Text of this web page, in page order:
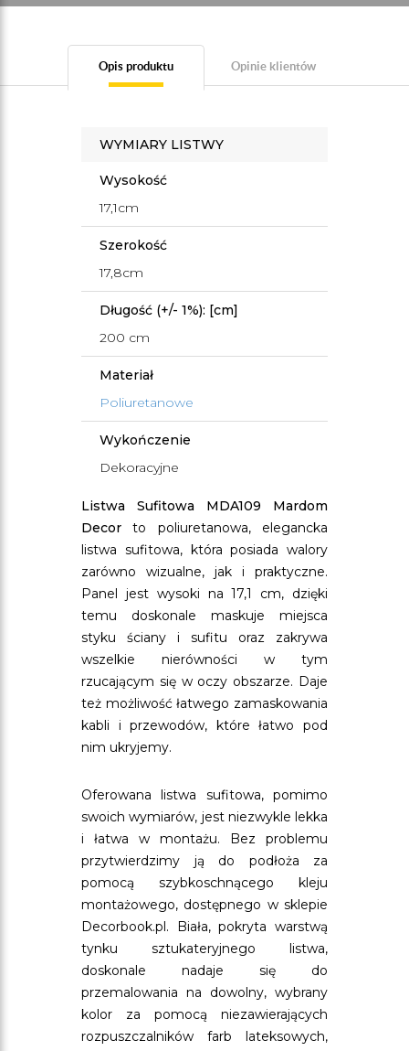
Opis produktu Opinie klientów
WYMIARY LISTWY
Wysokość
17,1cm
Szerokość
17,8cm
Długość (+/- 1%): [cm]
200 cm
Materiał
Poliuretanowe
Wykończenie
Dekoracyjne
Listwa Sufitowa MDA109 Mardom
Decor to poliuretanowa, elegancka
listwa sufitowa, która posiada walory
zarówno wizualne, jak i praktyczne.
Panel jest wysoki na 17,1 cm, dzięki
temu doskonale maskuje miejsca
styku ściany i sufitu oraz zakrywa
wszelkie nierówności w tym
rzucającym się w oczy obszarze. Daje
też możliwość łatwego zamaskowania
kabli i przewodów, które łatwo pod
nim ukryjemy.
Oferowana listwa sufitowa, pomimo
swoich wymiarów, jest niezwykle lekka
i łatwa w montażu. Bez problemu
przytwierdzimy ją do podłoża za
pomocą szybkoschnącego kleju
montażowego, dostępnego w sklepie
Decorbook.pl. Biała, pokryta warstwą
tynku sztukateryjnego listwa,
doskonale nadaje się do
przemalowania na dowolny, wybrany
kolor za pomocą niezawierających
rozpuszczalników farb lateksowych,